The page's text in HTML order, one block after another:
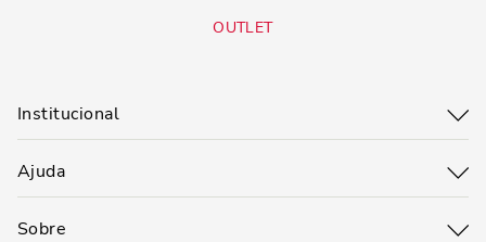
OUTLET
Institucional
Ajuda
Sobre